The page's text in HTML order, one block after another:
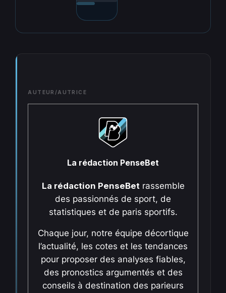
AUTEUR/AUTRICE
La rédaction PenseBet
La rédaction PenseBet rassemble
des passionnés de sport, de
statistiques et de paris sportifs.
Chaque jour, notre équipe décortique
l’actualité, les cotes et les tendances
pour proposer des analyses fiables,
des pronostics argumentés et des
conseils à destination des parieurs